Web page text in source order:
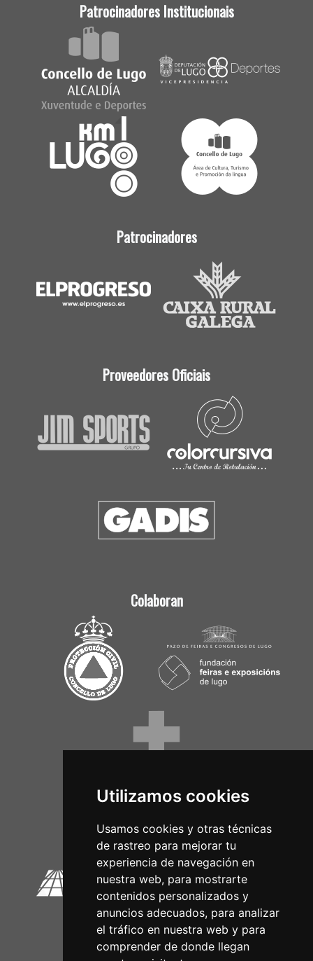
Utilizamos cookies
Usamos cookies y otras técnicas
de rastreo para mejorar tu
experiencia de navegación en
nuestra web, para mostrarte
contenidos personalizados y
anuncios adecuados, para analizar
el tráfico en nuestra web y para
comprender de donde llegan
Patrocinadores Institucionais
Patrocinadores
Proveedores Oficiais
Colaboran
Circuitos Oficiais